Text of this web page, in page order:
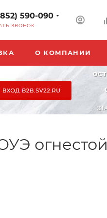
590-090
ЗВОНОК
О КОМПАНИИ